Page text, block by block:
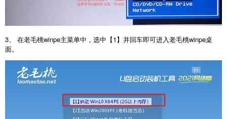
3、 在老毛桃winpe主菜单中，选中【1】并回车即可进入老毛桃winpe桌
面。